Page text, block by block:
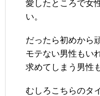
愛したところで女
い。
だったら初めから
モテない男性もい
求めてしまう男性
むしろこちらのタ